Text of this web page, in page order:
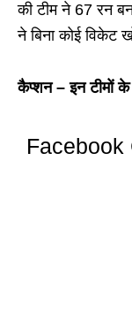
की टीम ने 67 रन
ने बिना कोई विकेट
कैप्शन – इन टीमों
Facebook